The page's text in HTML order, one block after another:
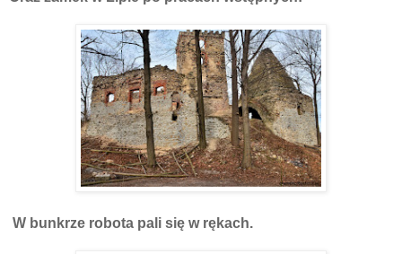
W bunkrze robota pali się w rękach.